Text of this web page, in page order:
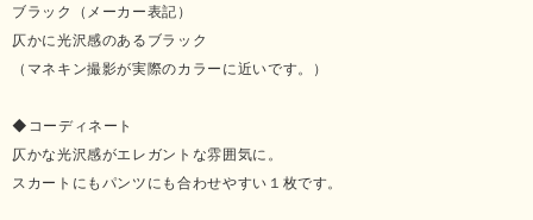
ブラック（メーカー表記）
仄かに光沢感のあるブラック
（マネキン撮影が実際のカラーに近いです。）
◆コーディネート
仄かな光沢感がエレガントな雰囲気に。
スカートにもパンツにも合わせやすい１枚です。